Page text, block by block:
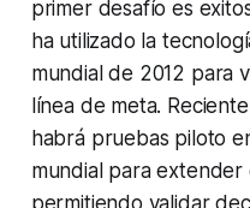
primer desafío es
ha utilizado la
mundial de 2012 para
línea de meta.
habrá pruebas piloto
mundial para
permitiendo validar